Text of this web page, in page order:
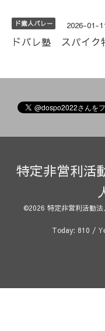
ド素人バレー 2026-01-
ドバレ塾 スパイク
特定非営利活
©2026 特定非営利活動
Today: 810 /